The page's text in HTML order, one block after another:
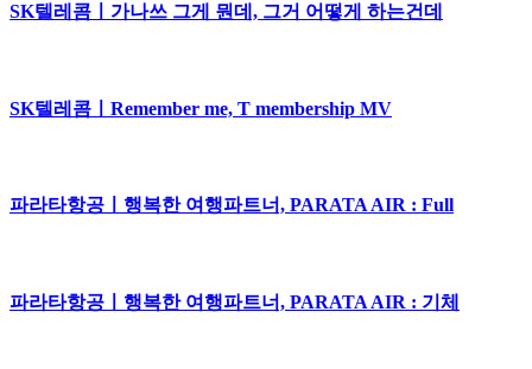
SK텔레콤ㅣ가나쓰 그게 뭔데, 그거 어떻게 하는건데
SK텔레콤ㅣRemember me, T membership MV
파라타항공ㅣ행복한 여행파트너, PARATA AIR : Full
파라타항공ㅣ행복한 여행파트너, PARATA AIR : 기체